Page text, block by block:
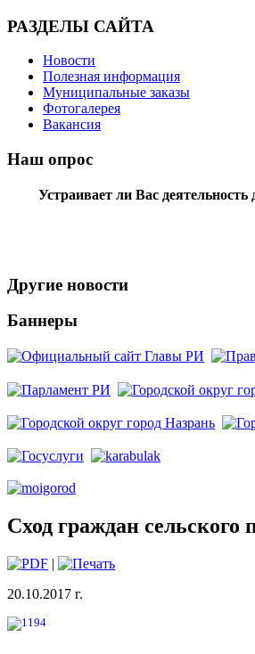
РАЗДЕЛЫ САЙТА
Новости
Полезная информация
Муниципальные заказы
Фотогалерея
Вакансия
Наш опрос
Устраивает ли Вас
Другие новости
Баннеры
Сход граждан
|
20.10.2017 г.